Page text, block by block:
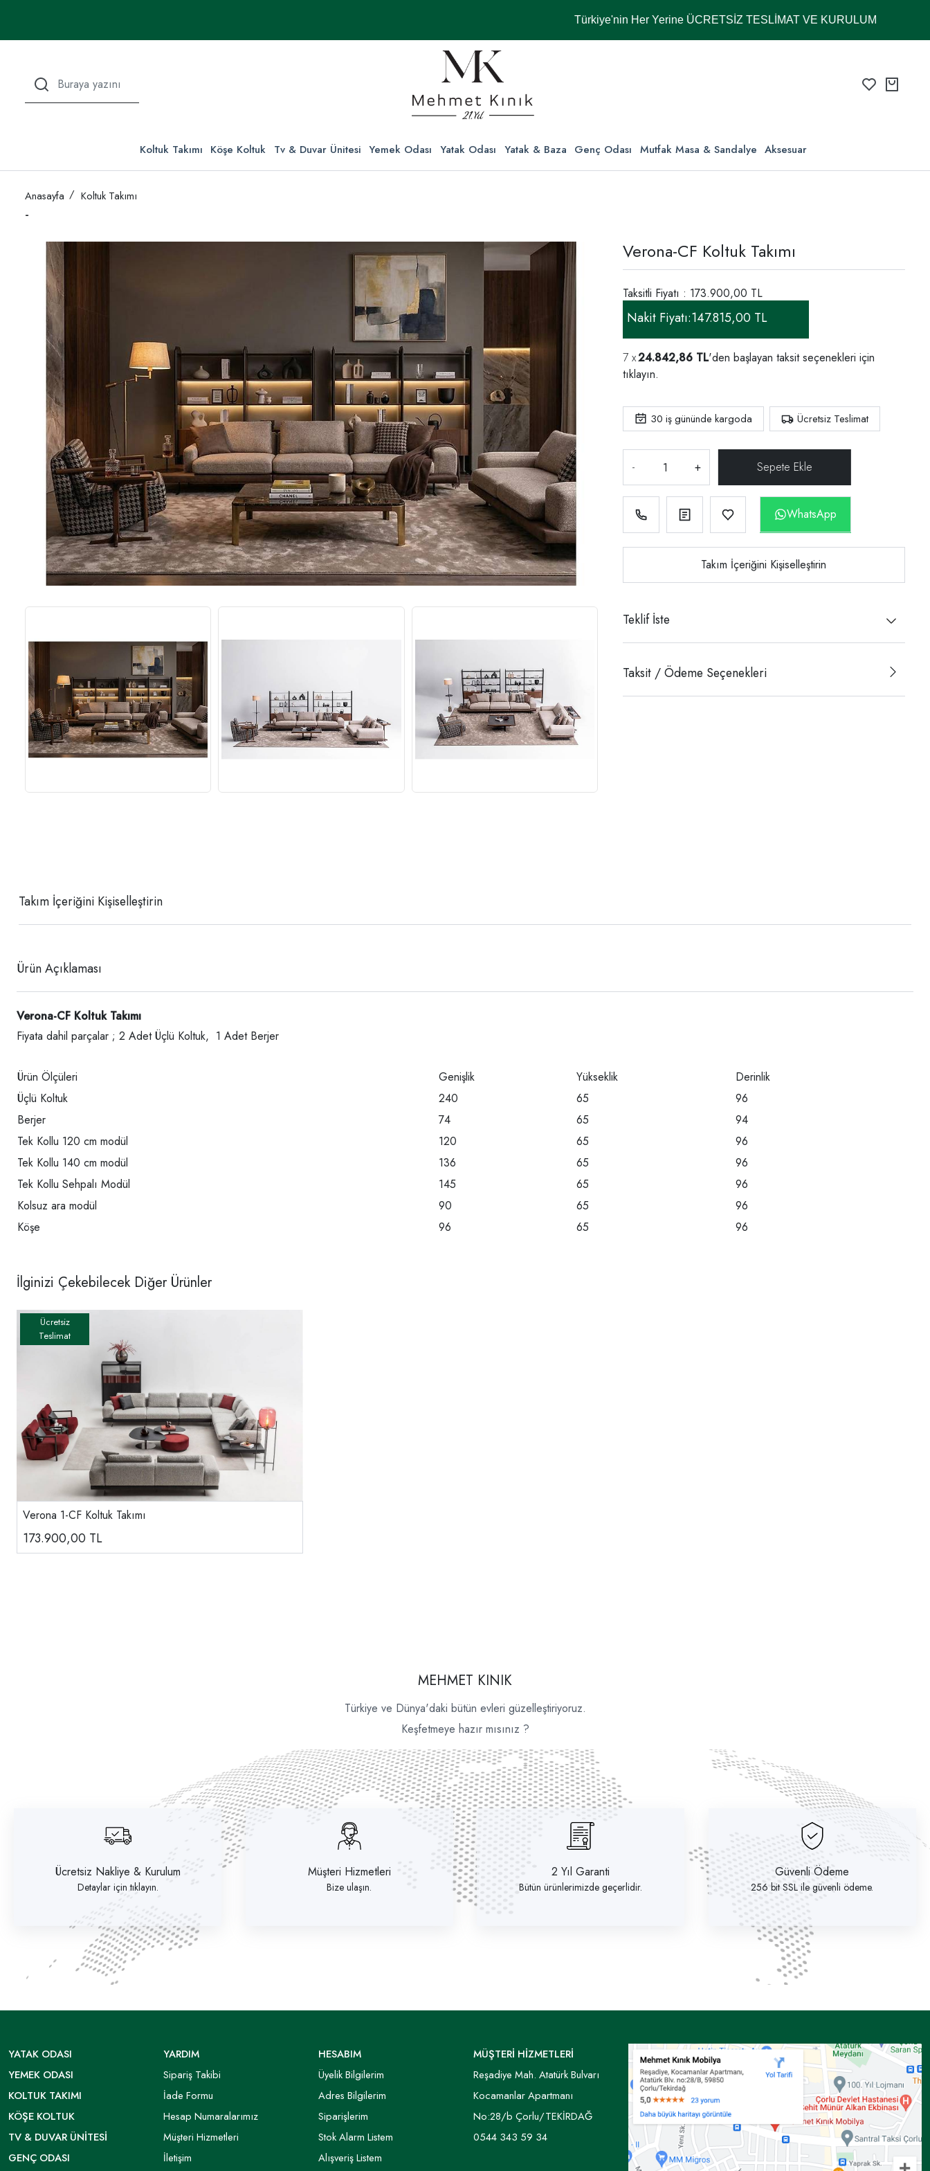
Türkiye'nin Her Yerine ÜCRETSİZ TESLİMAT VE KURULUM
Koltuk Takımı Köşe Koltuk Tv & Duvar Ünitesi Yemek Odası Yatak Odası Yatak & Baza Genç Odası Mutfak Masa & Sandalye Aksesuar
Anasayfa Koltuk Takımı
-
Verona-CF Koltuk Takımı
Taksitli Fiyatı : 173.900,00 TL
Nakit Fiyatı:147.815,00 TL
24.842,86 TL'den başlayan taksit seçenekleri için
tıklayın.
30 iş gününde kargoda Ücretsiz Teslimat
- +
WhatsApp
Takım İçeriğini Kişiselleştirin
Teklif İste
Taksit / Ödeme Seçenekleri
Takım İçeriğini Kişiselleştirin
Ürün Açıklaması
Verona-CF Koltuk Takımı
Fiyata dahil parçalar ; 2 Adet Üçlü Koltuk, 1 Adet Berjer
Ürün Ölçüleri Genişlik Yükseklik
Derinlik
Üçlü Koltuk
240 65
96
Berjer
74 65
94
Tek Kollu 120 cm modül
120 65
96
Tek Kollu 140 cm modül
136 65
96
Tek Kollu Sehpalı Modül
145 65
96
Kolsuz ara modül
90 65
96
Köşe
96 65 96
İlginizi Çekebilecek Diğer Ürünler
Verona 1-CF Koltuk Takımı
173.900,00 TL
MEHMET KINIK
Türkiye ve Dünya'daki bütün evleri güzelleştiriyoruz.
Keşfetmeye hazır mısınız ?
Ücretsiz Nakliye & Kurulum
Detaylar için tıklayın.
Müşteri Hizmetleri
Bize ulaşın.
2 Yıl Garanti
Bütün ürünlerimizde geçerlidir.
Güvenli Ödeme
256 bit SSL ile güvenli ödeme.
YATAK ODASI
YEMEK ODASI
KOLTUK TAKIMI
KÖŞE KOLTUK
TV & DUVAR ÜNITESI
GENÇ ODASI
YARDIM
Sipariş Takibi
İade Formu
Hesap Numaralarımız
Müşteri Hizmetleri
İletişim
HESABIM
Üyelik Bilgilerim
Adres Bilgilerim
Siparişlerim
Stok Alarm Listem
Alışveriş Listem
MÜŞTERİ HİZMETLERİ
Reşadiye Mah. Atatürk Bulvarı
Kocamanlar Apartmanı
No:28/b Çorlu/TEKİRDAĞ
0544 343 59 34